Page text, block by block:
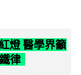
燈 醫學界籲
律